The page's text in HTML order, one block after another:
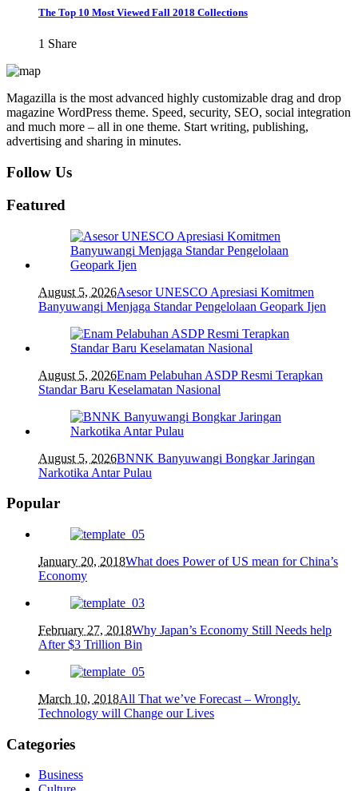
The Top 10 Most Viewed Fall 2018 Collections
1 Share
Magazilla is the most advanced highly customizable drag and drop
magazine WordPress theme. Speed, security, SEO, social integration
and much more – all in one theme. Start writing, publishing,
advertising and sharing in minutes.
Follow Us
Featured
August 5, 2026Asesor UNESCO Apresiasi Komitmen
Banyuwangi Menjaga Standar Pengelolaan Geopark Ijen
August 5, 2026Enam Pelabuhan ASDP Resmi Terapkan
Standar Baru Keselamatan Nasional
August 5, 2026BNNK Banyuwangi Bongkar Jaringan
Narkotika Antar Pulau
Popular
January 20, 2018What does Power of US mean for China’s
Economy
February 27, 2018Why Japan’s Economy Still Needs help
After $3 Trillion Bin
March 10, 2018All That we’ve Forecast – Wrongly.
Technology will Change our Lives
Categories
Business